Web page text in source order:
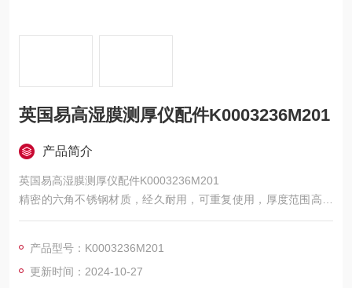
英国易高湿膜测厚仪配件K0003236M201
产品简介
英国易高湿膜测厚仪配件K0003236M201
精密的六角不锈钢材质，经久耐用，可重复使用，厚度范围高可
达 3000μm （120mils）。
型号不同，有增加 的精确度可选。
产品型号：K0003236M201
更新时间：2024-10-27